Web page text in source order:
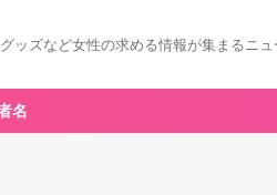
ッズなど女性の求める情報が集まるニュ
名